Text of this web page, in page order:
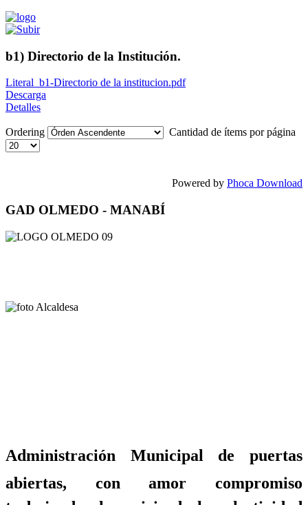
b1) Directorio de la Institución.
Literal_b1-Directorio de la institucion.pdf
Descarga
Detalles
Ordering Cantidad de ítems por página
Powered by Phoca Download
GAD OLMEDO - MANABÍ
Administración Municipal de puertas
abiertas, con amor compromiso